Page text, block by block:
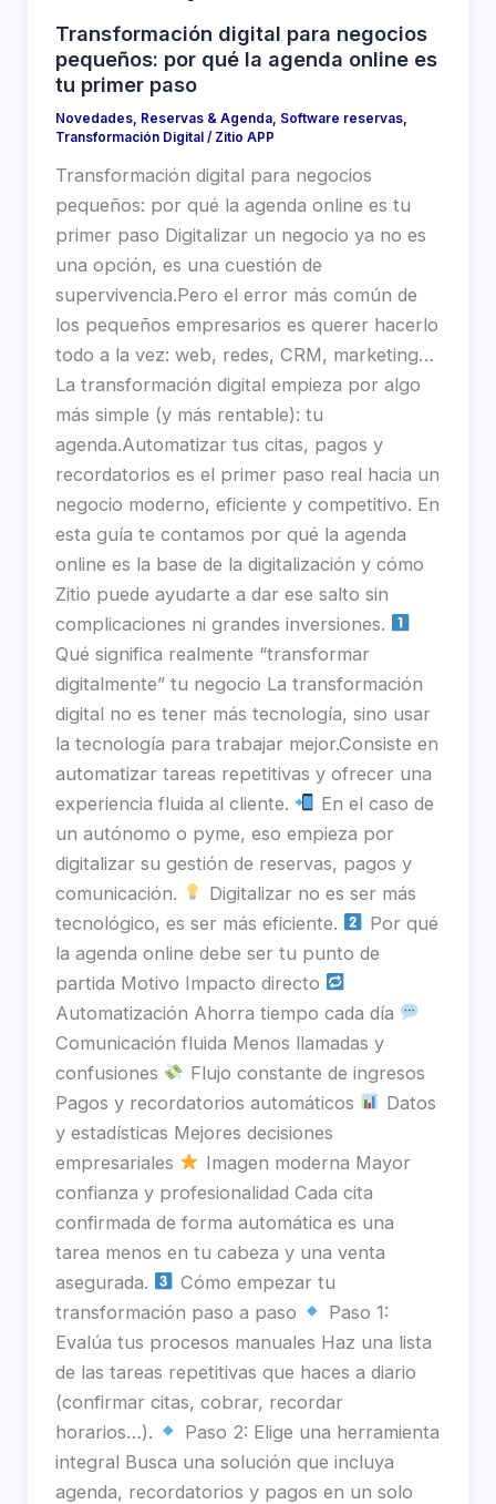
Transformación digital para negocios
pequeños: por qué la agenda online es
tu primer paso
Novedades, Reservas & Agenda, Software reservas,
Transformación Digital / Zitio APP
Transformación digital para negocios
pequeños: por qué la agenda online es tu
primer paso Digitalizar un negocio ya no es
una opción, es una cuestión de
supervivencia.Pero el error más común de
los pequeños empresarios es querer hacerlo
todo a la vez: web, redes, CRM, marketing…
La transformación digital empieza por algo
más simple (y más rentable): tu
agenda.Automatizar tus citas, pagos y
recordatorios es el primer paso real hacia un
negocio moderno, eficiente y competitivo. En
esta guía te contamos por qué la agenda
online es la base de la digitalización y cómo
Zitio puede ayudarte a dar ese salto sin
complicaciones ni grandes inversiones.
Qué significa realmente “transformar
digitalmente” tu negocio La transformación
digital no es tener más tecnología, sino usar
la tecnología para trabajar mejor.Consiste en
automatizar tareas repetitivas y ofrecer una
experiencia fluida al cliente.
En el caso de
un autónomo o pyme, eso empieza por
digitalizar su gestión de reservas, pagos y
comunicación.
Digitalizar no es ser más
tecnológico, es ser más eficiente.
Por qué
la agenda online debe ser tu punto de
partida Motivo Impacto directo
Automatización Ahorra tiempo cada día
Comunicación fluida Menos llamadas y
confusiones
Flujo constante de ingresos
Pagos y recordatorios automáticos
Datos
y estadísticas Mejores decisiones
empresariales
Imagen moderna Mayor
confianza y profesionalidad Cada cita
confirmada de forma automática es una
tarea menos en tu cabeza y una venta
asegurada.
Cómo empezar tu
transformación paso a paso
Paso 1:
Evalúa tus procesos manuales Haz una lista
de las tareas repetitivas que haces a diario
(confirmar citas, cobrar, recordar
horarios…).
Paso 2: Elige una herramienta
integral Busca una solución que incluya
agenda, recordatorios y pagos en un solo